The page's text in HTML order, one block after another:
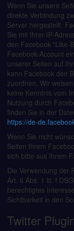
Wenn Sie unsere
direkte Verbindung
Server hergestellt.
Sie mit Ihrer IP-
den Facebook "Like-
Facebook-Account
unserer Seiten auf
kann Facebook den
zuordnen. Wir
keine Kenntnis vom
Nutzung durch
finden Sie in der
https://de-
Wenn Sie nicht
Seiten Ihrem
sich bitte aus Ihrem
Die Verwendung der
Art. 6 Abs. 1 lit. f
berechtigtes
Sichtbarkeit in den
Twitter